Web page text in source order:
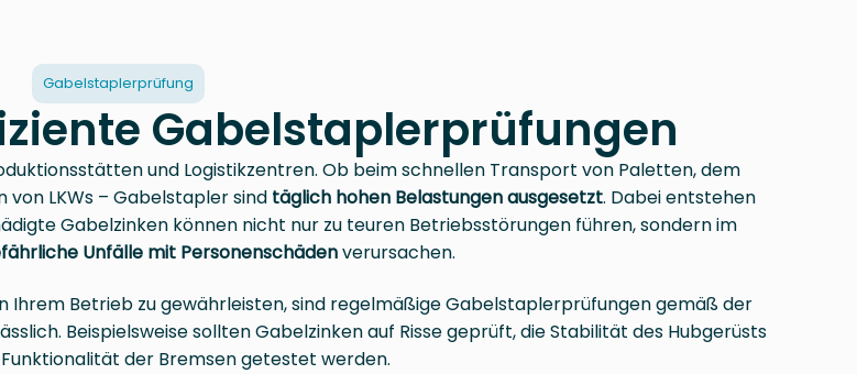
Gabelstaplerprüfung
Gabelstaplerprüfungen
und Logistikzentren. Ob beim schnellen Transport von Paletten, dem
LKWs – Gabelstapler sind täglich hohen Belastungen ausgesetzt. Dabei entstehen
Gabelzinken können nicht nur zu teuren Betriebsstörungen führen, sondern im
Unfälle mit Personenschädenverursachen.
Ihrem Betrieb zu gewährleisten, sind regelmäßige Gabelstaplerprüfungen gemäß der
Beispielsweise sollten Gabelzinken auf Risse geprüft, die Stabilität des Hubgerüsts
der Bremsen getestet werden.